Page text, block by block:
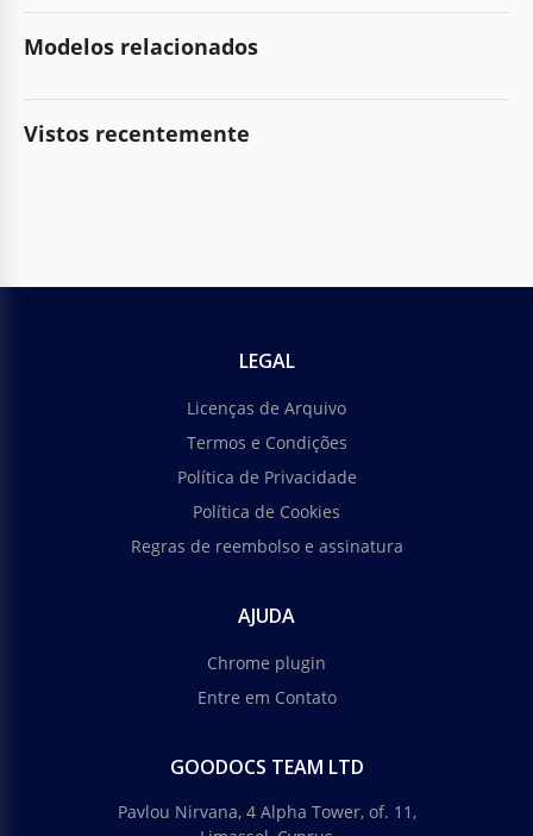
Modelos relacionados
Vistos recentemente
LEGAL
Licenças de Arquivo
Termos e Condições
Política de Privacidade
Política de Cookies
Regras de reembolso e assinatura
AJUDA
Chrome plugin
Entre em Contato
GOODOCS TEAM LTD
Pavlou Nirvana, 4 Alpha Tower, of. 11,